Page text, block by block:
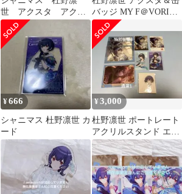
世 アクスタ アクキ
ー 缶バッジ
バッジ MY F＠VORITE
COLLECTION
¥666
シャニマス 杜野凛世 カ
ード
¥3,000
杜野凛世 ポートレート
アクリルスタンド エモ
カ アクリルカード